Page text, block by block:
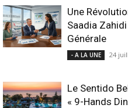
Une
Saadia
Générale
- A LA UNE 24
Le Sentido
« 9-Hands